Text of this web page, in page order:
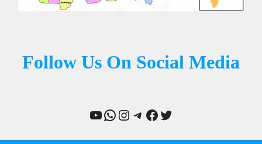
Follow Us On Social Media